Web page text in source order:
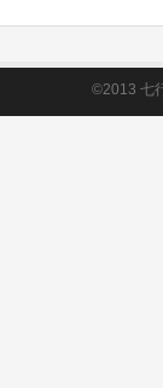
©2013 七